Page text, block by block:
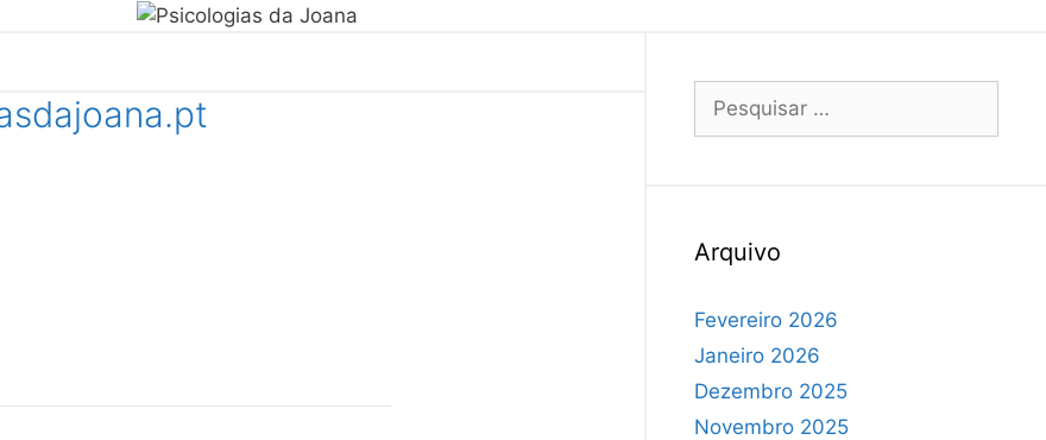
Arquivo
Fevereiro 2026
Janeiro 2026
Dezembro 2025
Novembro 2025